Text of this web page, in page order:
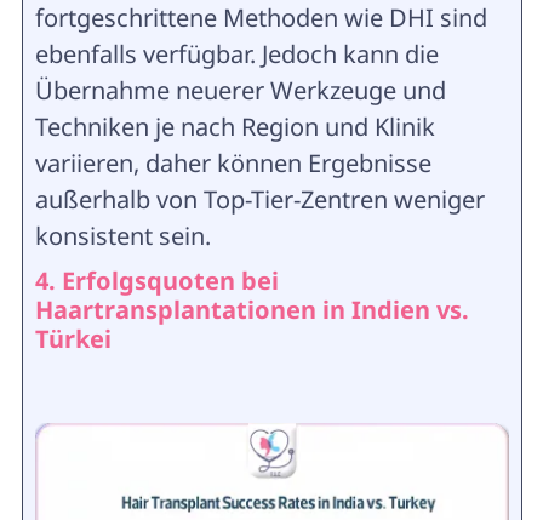
fortgeschrittene Methoden wie DHI sind
ebenfalls verfügbar. Jedoch kann die
Übernahme neuerer Werkzeuge und
Techniken je nach Region und Klinik
variieren, daher können Ergebnisse
außerhalb von Top-Tier-Zentren weniger
konsistent sein.
4. Erfolgsquoten bei
Haartransplantationen in Indien vs.
Türkei